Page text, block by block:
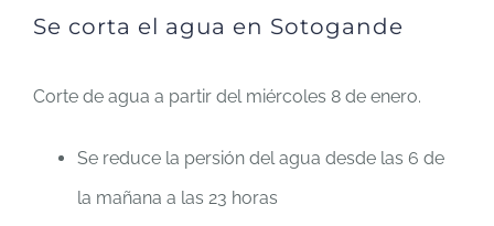
Se corta el agua en Sotogande
Corte de agua a partir del miércoles 8 de enero.
Se reduce la persión del agua desde las 6 de
la mañana a las 23 horas